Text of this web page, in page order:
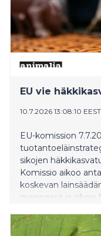
EU vie
10.7.2026 13:08:10 EEST
EU-komission
sikojen
Komissio aikoo
koskevan
mennessä ja